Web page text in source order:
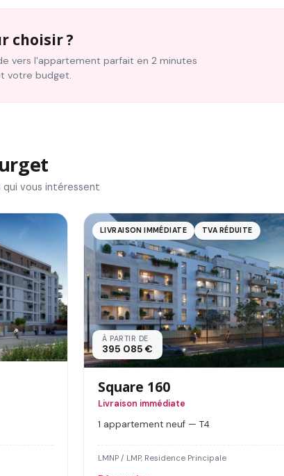
choisir ?
vers l'appartement parfait en 2 minutes
votre budget.
qui vous intéressent
LIVRAISON IMMÉDIATE TVA RÉDUITE
À PARTIR DE
395 085 €
Square 160
Livraison immédiate
1 appartement neuf — T4
LMNP / LMP, Residence Principale